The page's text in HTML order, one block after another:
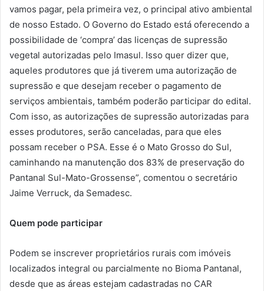
vamos pagar, pela primeira vez, o principal ativo ambiental
de nosso Estado. O Governo do Estado está oferecendo a
possibilidade de ‘compra’ das licenças de supressão
vegetal autorizadas pelo Imasul. Isso quer dizer que,
aqueles produtores que já tiverem uma autorização de
supressão e que desejam receber o pagamento de
serviços ambientais, também poderão participar do edital.
Com isso, as autorizações de supressão autorizadas para
esses produtores, serão canceladas, para que eles
possam receber o PSA. Esse é o Mato Grosso do Sul,
caminhando na manutenção dos 83% de preservação do
Pantanal Sul-Mato-Grossense”, comentou o secretário
Jaime Verruck, da Semadesc.
Quem pode participar
Podem se inscrever proprietários rurais com imóveis
localizados integral ou parcialmente no Bioma Pantanal,
desde que as áreas estejam cadastradas no CAR